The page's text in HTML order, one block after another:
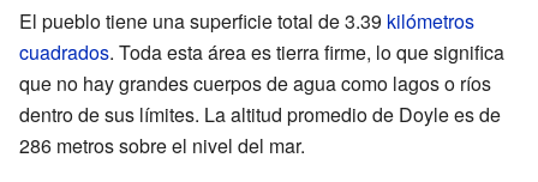
El pueblo tiene una superficie total de 3.39 kilómetros
cuadrados. Toda esta área es tierra firme, lo que significa
que no hay grandes cuerpos de agua como lagos o ríos
dentro de sus límites. La altitud promedio de Doyle es de
286 metros sobre el nivel del mar.